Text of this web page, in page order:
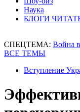
Наука
БЛОГИ
СПЕЦТЕМА: Война
ВСЕ ТЕМЫ
Вступление